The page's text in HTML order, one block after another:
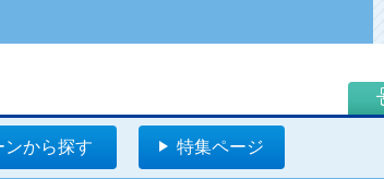
ンから探す 特集ページ